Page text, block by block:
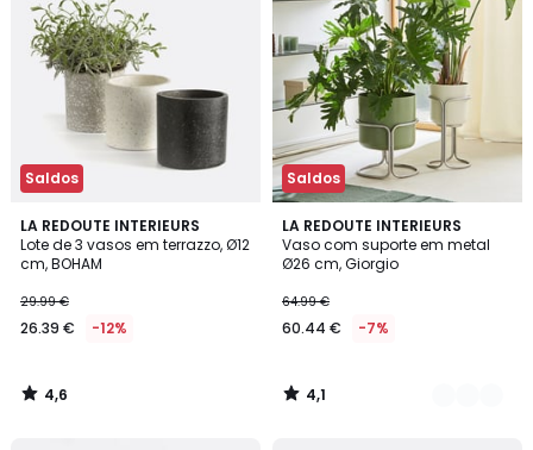
Saldos
LA REDOUTE INTERIEURS
Lote de 3 vasos em terrazzo, Ø12
cm, BOHAM
€
em
de
29.99
29.99 €
26.39 € -12%
4,6
/ 5
4,6
/
Saldos
LA REDOUTE INTERIEURS
Vaso com suporte em metal
Ø26 cm, Giorgio
64.99 €
60.44 € -7%
4,1
/ 5
2
Cores
4,1
/